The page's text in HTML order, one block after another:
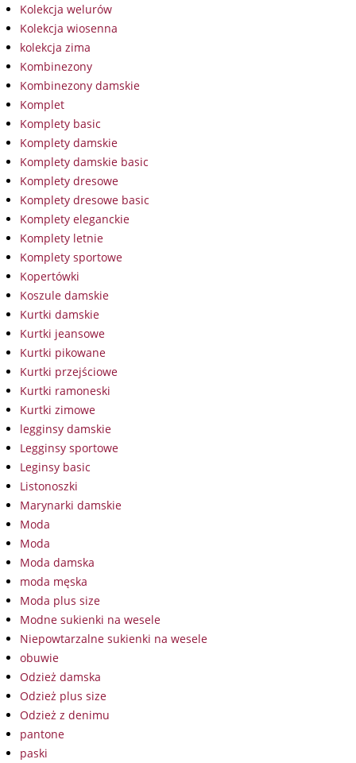
Kolekcja welurów
Kolekcja wiosenna
kolekcja zima
Kombinezony
Kombinezony damskie
Komplet
Komplety basic
Komplety damskie
Komplety damskie basic
Komplety dresowe
Komplety dresowe basic
Komplety eleganckie
Komplety letnie
Komplety sportowe
Kopertówki
Koszule damskie
Kurtki damskie
Kurtki jeansowe
Kurtki pikowane
Kurtki przejściowe
Kurtki ramoneski
Kurtki zimowe
legginsy damskie
Legginsy sportowe
Leginsy basic
Listonoszki
Marynarki damskie
Moda
Moda
Moda damska
moda męska
Moda plus size
Modne sukienki na wesele
Niepowtarzalne sukienki na wesele
obuwie
Odzież damska
Odzież plus size
Odzież z denimu
pantone
paski